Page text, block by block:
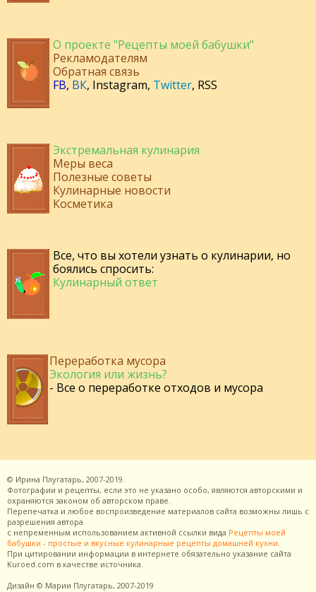
О проекте "Рецепты моей бабушки"
Рекламодателям
Обратная связь
FB, ВК, Instagram, Twitter, RSS
Экстремальная кулинария
Меры веса
Полезные советы
Кулинарные новости
Косметика
Все, что вы хотели узнать о кулинарии, но
боялись спросить:
Кулинарный ответ
Переработка мусора
Экология или жизнь?
- Все о переработке отходов и мусора
© Ирина Плугатарь, 2007-2019.
Фотографии и рецепты, если это не указано особо, являются авторскими и
охраняются законом об авторском праве.
Перепечатка и любое воспроизведение материалов сайта возможны лишь с
разрешения автора
с непременным использованием активной ссылки вида Рецепты моей
бабушки - простые и вкусные кулинарные рецепты домашней кухни.
При цитировании информации в интернете обязательно указание сайта
Kuroed.com в качестве источника.
Дизайн © Марии Плугатарь, 2007-2019